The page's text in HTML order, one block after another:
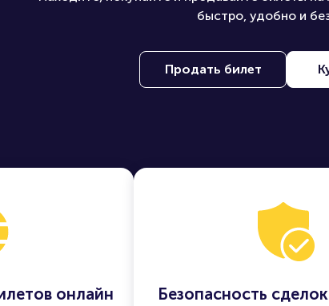
быстро, удобно и
Продать билет
онлайн
Безопасность